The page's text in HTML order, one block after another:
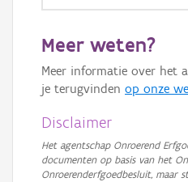
Meer weten?
Meer informatie over het
je terugvinden op onze
Disclaimer
Het agentschap Onroerend
documenten op basis van het
Onroerenderfgoedbesluit, maar